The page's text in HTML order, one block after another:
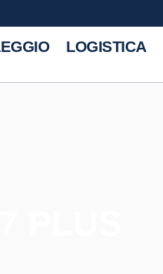
LOGISTICA